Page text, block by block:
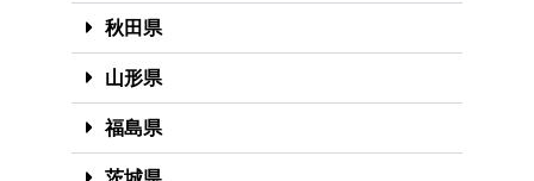
秋田県
山形県
福島県